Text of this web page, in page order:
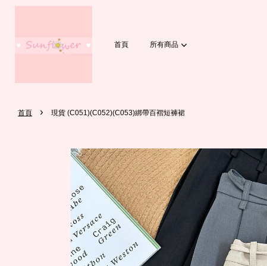
首頁 所有商品
首頁 › 現貨 (C051)(C052)(C053)綁帶百褶短褲裙